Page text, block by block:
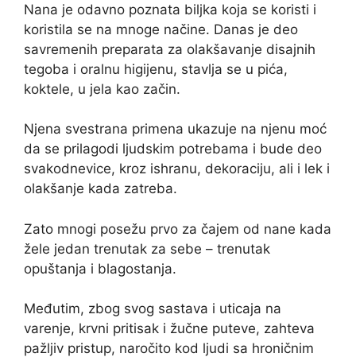
Nana je odavno poznata biljka koja se koristi i
koristila se na mnoge načine. Danas je deo
savremenih preparata za olakšavanje disajnih
tegoba i oralnu higijenu, stavlja se u pića,
koktele, u jela kao začin.
Njena svestrana primena ukazuje na njenu moć
da se prilagodi ljudskim potrebama i bude deo
svakodnevice, kroz ishranu, dekoraciju, ali i lek i
olakšanje kada zatreba.
Zato mnogi posežu prvo za čajem od nane kada
žele jedan trenutak za sebe – trenutak
opuštanja i blagostanja.
Međutim, zbog svog sastava i uticaja na
varenje, krvni pritisak i žučne puteve, zahteva
pažljiv pristup, naročito kod ljudi sa hroničnim